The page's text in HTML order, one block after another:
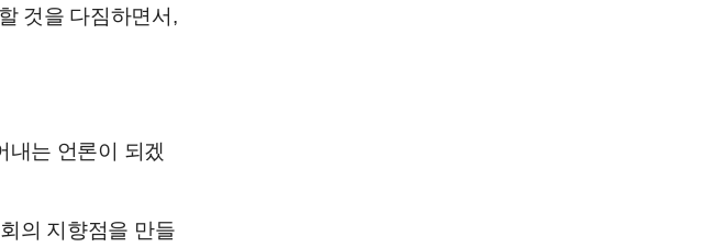
것을 다짐하면서 ,
내는 언론이 되겠
의 지향점을 만들